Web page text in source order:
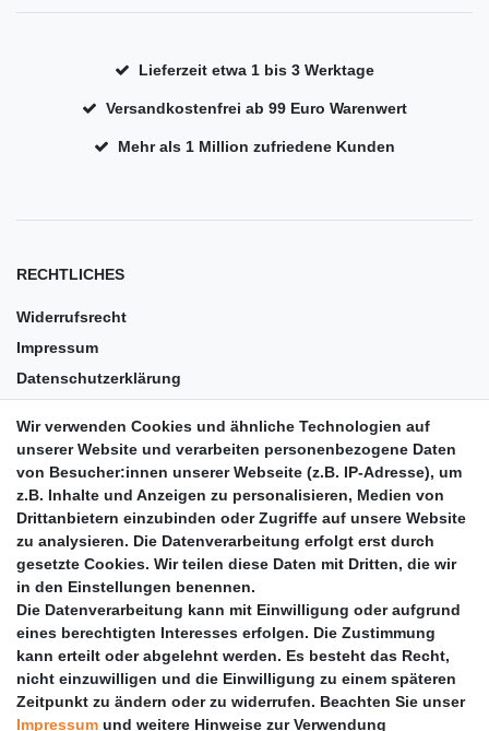
Lieferzeit etwa 1 bis 3 Werktage
Versandkostenfrei ab 99 Euro Warenwert
Mehr als 1 Million zufriedene Kunden
RECHTLICHES
Widerrufsrecht
Impressum
Datenschutzerklärung
Barrierefreiheit
Anleitungen
Vertrag widerrufen
PARTNER
DHL
GLS
PaketPLUS
Wir verwenden Cookies und ähnliche Technologien auf
unserer Website und verarbeiten personenbezogene Daten
von Besucher:innen unserer Webseite (z.B. IP-Adresse), um
z.B. Inhalte und Anzeigen zu personalisieren, Medien von
Drittanbietern einzubinden oder Zugriffe auf unsere Website
zu analysieren. Die Datenverarbeitung erfolgt erst durch
gesetzte Cookies. Wir teilen diese Daten mit Dritten, die wir
in den Einstellungen benennen.
Die Datenverarbeitung kann mit Einwilligung oder aufgrund
eines berechtigten Interesses erfolgen. Die Zustimmung
kann erteilt oder abgelehnt werden. Es besteht das Recht,
nicht einzuwilligen und die Einwilligung zu einem späteren
Zeitpunkt zu ändern oder zu widerrufen. Beachten Sie unser
Impressum und weitere Hinweise zur Verwendung